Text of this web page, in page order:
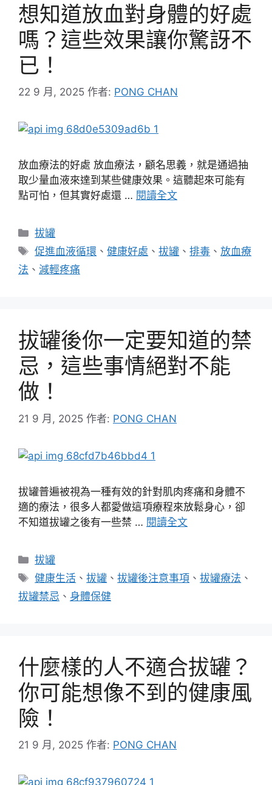
想知道放血對身體的好處
嗎？這些效果讓你驚訝不
已！
22 9 月, 2025 作者: PONG CHAN
放血療法的好處 放血療法，顧名思義，就是通過抽
取少量血液來達到某些健康效果。這聽起來可能有
點可怕，但其實好處還 … 閱讀全文
分
類
拔罐
標
籤
促進血液循環 、健康好處 、拔罐 、排毒 、放血療
法 、 減輕疼痛
拔罐後你一定要知道的禁
忌，這些事情絕對不能
做！
21 9 月, 2025 作者: PONG CHAN
拔罐普遍被視為一種有效的針對肌肉疼痛和身體不
適的療法，很多人都愛做這項療程來放鬆身心，卻
不知道拔罐之後有一些禁 … 閱讀全文
分
類
拔罐
標
籤
健康生活 、拔罐 、拔罐後注意事項 、拔罐療法 、
拔罐禁忌 、 身體保健
什麼樣的人不適合拔罐？
你可能想像不到的健康風
險！
21 9 月, 2025 作者: PONG CHAN